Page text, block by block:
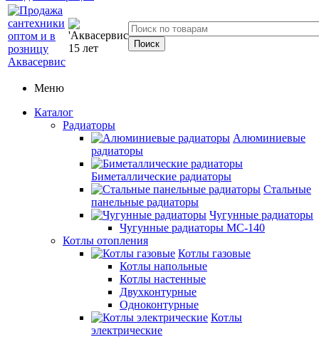
Меню
Каталог
Радиаторы
Алюминиевые
радиаторы
Биметаллические радиаторы
Стальные
панельные радиаторы
Чугунные радиаторы
Чугунные радиаторы МС-140
Котлы отопления
Котлы газовые
Котлы напольные
Котлы настенные
Двухконтурные
Одноконтурные
Котлы
электрические